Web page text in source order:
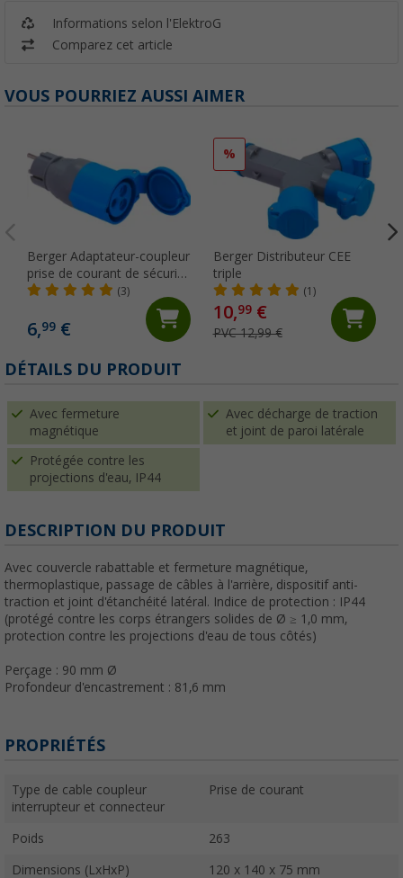
Informations selon l'ElektroG
Comparez cet article
VOUS POURRIEZ AUSSI AIMER
Berger Adaptateur-coupleur
prise de courant de sécurité
sur prise de courant CEE
(3)
6,99 €
%
Berger Distributeur CEE
triple
(1)
10,99€
PVC 12,99 €
DÉTAILS DU PRODUIT
Avec fermeture
magnétique
Avec décharge de traction
et joint de paroi latérale
Protégée contre les
projections d'eau, IP44
DESCRIPTION DU PRODUIT
Avec couvercle rabattable et fermeture magnétique,
thermoplastique, passage de câbles à l'arrière, dispositif anti-
traction et joint d'étanchéité latéral. Indice de protection : IP44
(protégé contre les corps étrangers solides de Ø ≥ 1,0 mm,
protection contre les projections d'eau de tous côtés)
Perçage : 90 mm Ø
Profondeur d'encastrement : 81,6 mm
PROPRIÉTÉS
Type de cable coupleur
interrupteur et connecteur
Prise de courant
Poids 263
Dimensions (LxHxP) 120 x 140 x 75 mm